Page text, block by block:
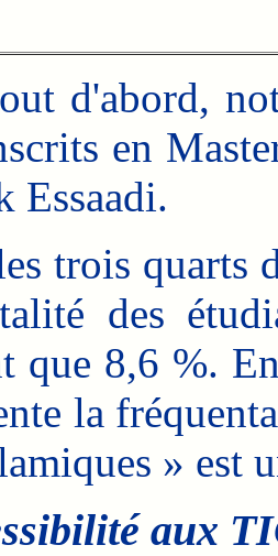
d'abord,
en
Essaadi.
trois quarts
des
que 8,6 %.
la
» est
aux